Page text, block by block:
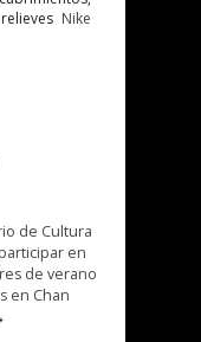
Nike
de Cultura
en
de verano
en Chan